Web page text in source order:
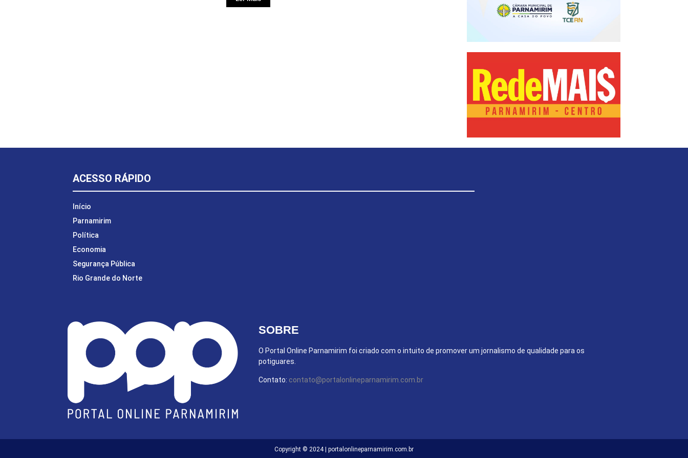
ACESSO RÁPIDO
Início
Parnamirim
Política
Economia
Segurança Pública
Rio Grande do Norte
SOBRE
O Portal Online Parnamirim foi criado com o intuito de promover um jornalismo de qualidade para os
potiguares.
Contato: contato@portalonlineparnamirim.com.br
Copyright © 2024 | portalonlineparnamirim.com.br